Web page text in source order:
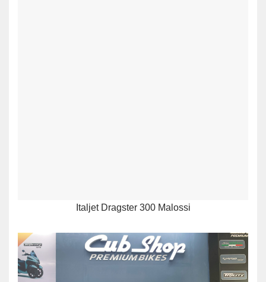
Italjet Dragster 300 Malossi